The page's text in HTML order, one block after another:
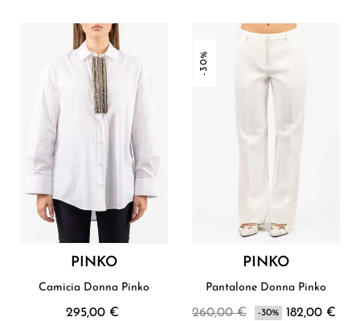
PINKO
Camicia Donna Pinko
295,00 €
-30%
PINKO
Pantalone Donna Pinko
260,00 € -30% 182,00 €